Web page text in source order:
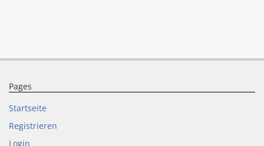
Pages
Startseite
Registrieren
Login